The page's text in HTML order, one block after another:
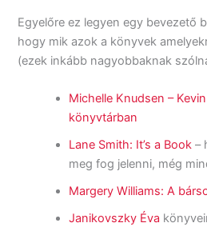
Egyelőre ez legyen egy bevezető
hogy mik azok a könyvek
(ezek inkább nagyobbaknak
Michelle Knudsen –
könyvtárban
Lane Smith: It’s a Book –
meg fog jelenni, még
Margery Williams: A
Janikovszky Éva